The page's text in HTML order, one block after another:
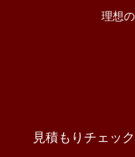
理想
見積もりチェッ